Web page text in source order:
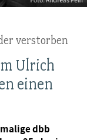
verstorben
Ulrich
einen
dbb